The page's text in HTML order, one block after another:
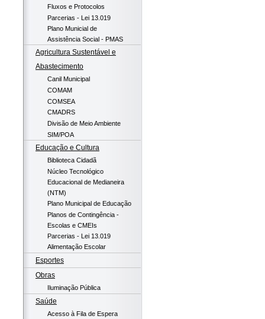
Fluxos e Protocolos
Parcerias - Lei 13.019
Plano Municial de
Assistência Social - PMAS
Agricultura Sustentável e
Abastecimento
Canil Municipal
COMAM
COMSEA
CMADRS
Divisão de Meio Ambiente
SIM/POA
Educação e Cultura
Biblioteca Cidadã
Núcleo Tecnológico
Educacional de Medianeira
(NTM)
Plano Municipal de Educação
Planos de Contingência -
Escolas e CMEIs
Parcerias - Lei 13.019
Alimentação Escolar
Esportes
Obras
Iluminação Pública
Saúde
Acesso à Fila de Espera